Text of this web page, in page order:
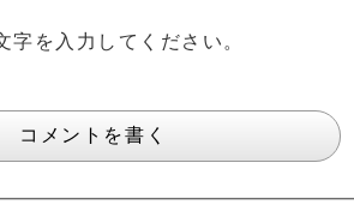
字を入力してください。